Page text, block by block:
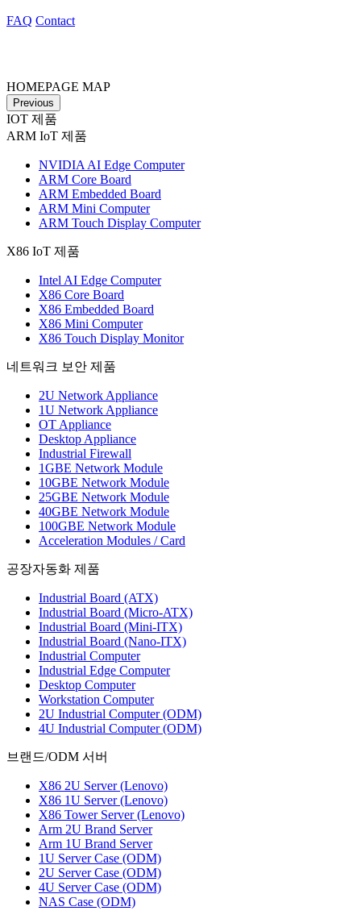
FAQ Contact
HOMEPAGE MAP
Previous
IOT 제품
ARM IoT 제품
NVIDIA AI Edge Computer
ARM Core Board
ARM Embedded Board
ARM Mini Computer
ARM Touch Display Computer
X86 IoT 제품
Intel AI Edge Computer
X86 Core Board
X86 Embedded Board
X86 Mini Computer
X86 Touch Display Monitor
네트워크 보안 제품
2U Network Appliance
1U Network Appliance
OT Appliance
Desktop Appliance
Industrial Firewall
1GBE Network Module
10GBE Network Module
25GBE Network Module
40GBE Network Module
100GBE Network Module
Acceleration Modules / Card
공장자동화 제품
Industrial Board (ATX)
Industrial Board (Micro-ATX)
Industrial Board (Mini-ITX)
Industrial Board (Nano-ITX)
Industrial Computer
Industrial Edge Computer
Desktop Computer
Workstation Computer
2U Industrial Computer (ODM)
4U Industrial Computer (ODM)
브랜드/ODM 서버
X86 2U Server (Lenovo)
X86 1U Server (Lenovo)
X86 Tower Server (Lenovo)
Arm 2U Brand Server
Arm 1U Brand Server
1U Server Case (ODM)
2U Server Case (ODM)
4U Server Case (ODM)
NAS Case (ODM)